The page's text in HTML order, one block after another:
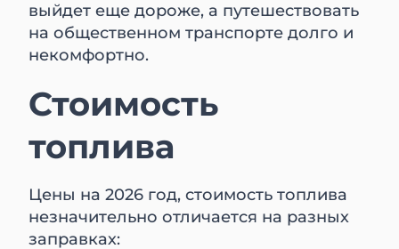
выйдет еще дороже, а путешествовать
на общественном транспорте долго и
некомфортно.
Стоимость
топлива
Цены на 2026 год, стоимость топлива
незначительно отличается на разных
заправках: